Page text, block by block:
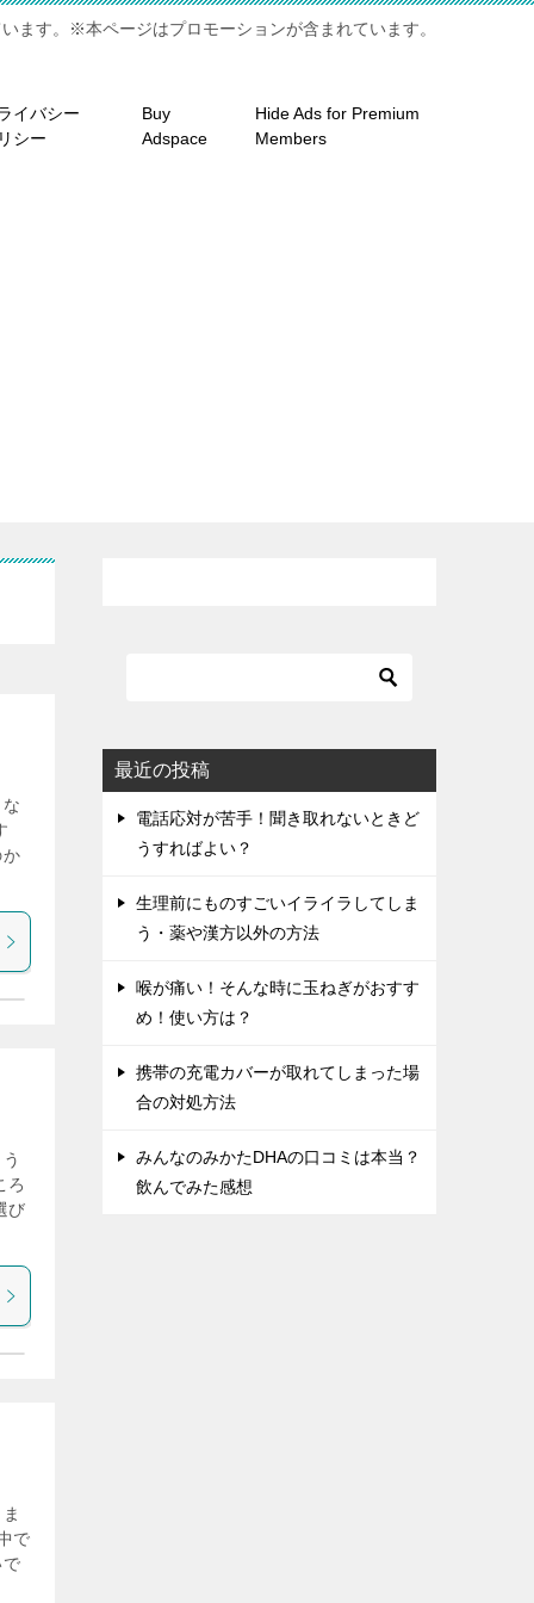
ます。※本ページはプロモーションが含まれています。
イバシー
シー
Buy
Adspace
Hide Ads for Premium
Members
か
ろ
び
で
で
最近の投稿
電話応対が苦手！聞き取れないときど
うすればよい？
生理前にものすごいイライラしてしま
う・薬や漢方以外の方法
喉が痛い！そんな時に玉ねぎがおすす
め！使い方は？
携帯の充電カバーが取れてしまった場
合の対処方法
みんなのみかたDHAの口コミは本当？
飲んでみた感想